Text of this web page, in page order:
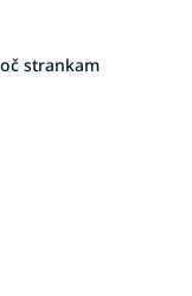
strankam